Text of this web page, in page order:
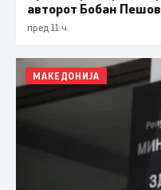
авторот Бобан Пешов
пред 11 ч.
МАКЕДОНИЈА